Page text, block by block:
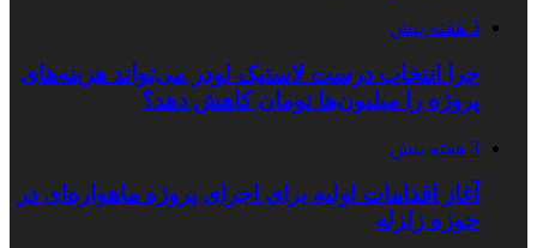
3 هفته پیش
چرا انتخاب درست لاستیک لودر می‌تواند هزینه‌های
پروژه را میلیون‌ها تومان کاهش دهد؟
3 هفته پیش
آغاز اقدامات اولیه برای اجرای پروژه ماهواره‌ای در
حوزه زلزله